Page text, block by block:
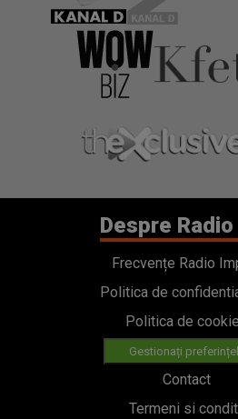
Despre
Frecvențe Radio
Politica de
Politica de
Gestionați
Contact
Termeni si